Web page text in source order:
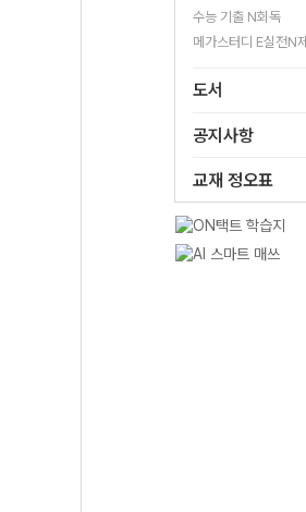
수능 기출 N회독
메가스터디 E실전N제
도서
공지사항
교재 정오표